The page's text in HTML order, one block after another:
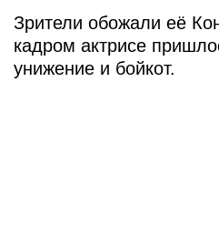
Зрители обожали её
кадром актрисе
унижение и бойкот.